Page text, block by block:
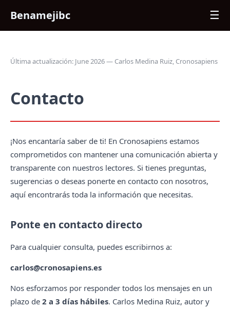
Benamejibc ☰
Última actualización: June 2026 — Carlos Medina Ruiz, Cronosapiens
Contacto
¡Nos encantaría saber de ti! En Cronosapiens estamos
comprometidos con mantener una comunicación abierta y
transparente con nuestros lectores. Si tienes preguntas,
sugerencias o deseas ponerte en contacto con nosotros,
aquí encontrarás toda la información que necesitas.
Ponte en contacto directo
Para cualquier consulta, puedes escribirnos a:
carlos@cronosapiens.es
Nos esforzamos por responder todos los mensajes en un
plazo de 2 a 3 días hábiles. Carlos Medina Ruiz, autor y